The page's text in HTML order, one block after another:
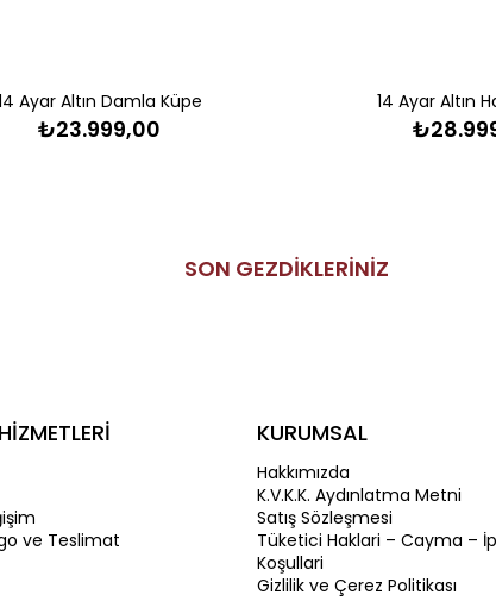
Ayar Altın Damla Küpe
₺23.999,00
14 Ayar Altın
SON GEZDİKLERİNİZ
ve Teslimat
KURUMSAL
Hakkımızda
K.V.K.K. Aydınlatma Metni
Satış Sözleşmesi
Tüketici Haklari – Cayma –
Koşullari
Gizlilik ve Çerez Politikası